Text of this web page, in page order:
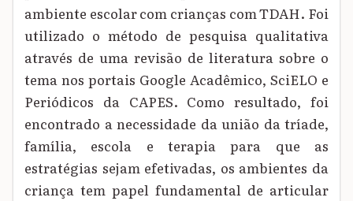
ambiente escolar com crianças com TDAH. Foi
utilizado o método de pesquisa qualitativa
através de uma revisão de literatura sobre o
tema nos portais Google Acadêmico, SciELO e
Periódicos da CAPES. Como resultado, foi
encontrado a necessidade da união da tríade,
família, escola e terapia para que as
estratégias sejam efetivadas, os ambientes da
criança tem papel fundamental de articular